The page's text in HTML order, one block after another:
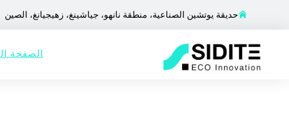
حديقة يوتشين الصناعية، منطقة نانهو، جياشينغ، زهيجيانغ، الصين
الصفحة